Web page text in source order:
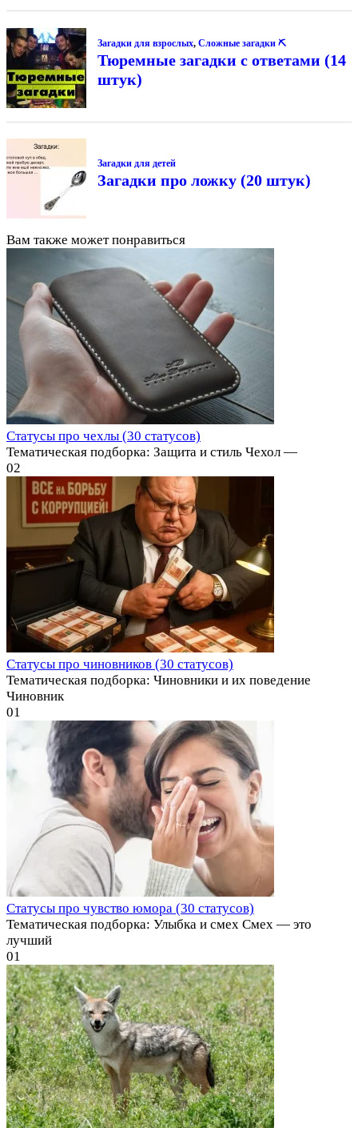
Загадки для взрослых, Сложные загадки ⛏
Тюремные загадки с ответами (14
штук)
Загадки для детей
Загадки про ложку (20 штук)
Вам также может понравиться
Статусы про чехлы (30 статусов)
Тематическая подборка: Защита и стиль Чехол —
02
Статусы про чиновников (30 статусов)
Тематическая подборка: Чиновники и их поведение
Чиновник
01
Статусы про чувство юмора (30 статусов)
Тематическая подборка: Улыбка и смех Смех — это
лучший
01